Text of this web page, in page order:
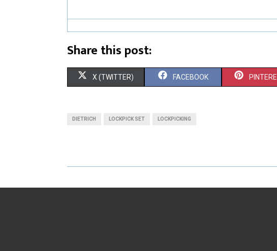
Share this post:
X (TWITTER) FACEBOOK
DIETRICH LOCKPICK SET LOCKPICKING